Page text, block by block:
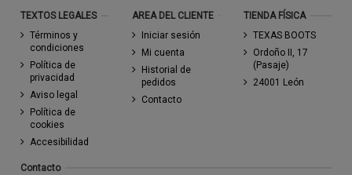
TEXTOS LEGALES
Términos y
condiciones
Política de
privacidad
Aviso legal
Política de
cookies
Accesibilidad
AREA DEL CLIENTE
Iniciar sesión
Mi cuenta
Historial de
pedidos
Contacto
TIENDA FÍSICA
TEXAS BOOTS
Ordoño II, 17
(Pasaje)
24001 León
Contacto